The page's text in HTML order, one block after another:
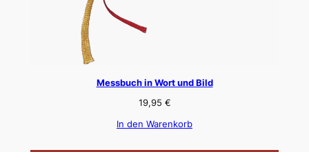
Messbuch in Wort und Bild
19,95 €
In den Warenkorb